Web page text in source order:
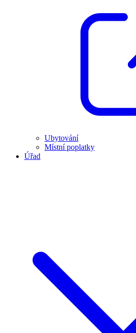
Ubytování
Místní poplatky
Úřad